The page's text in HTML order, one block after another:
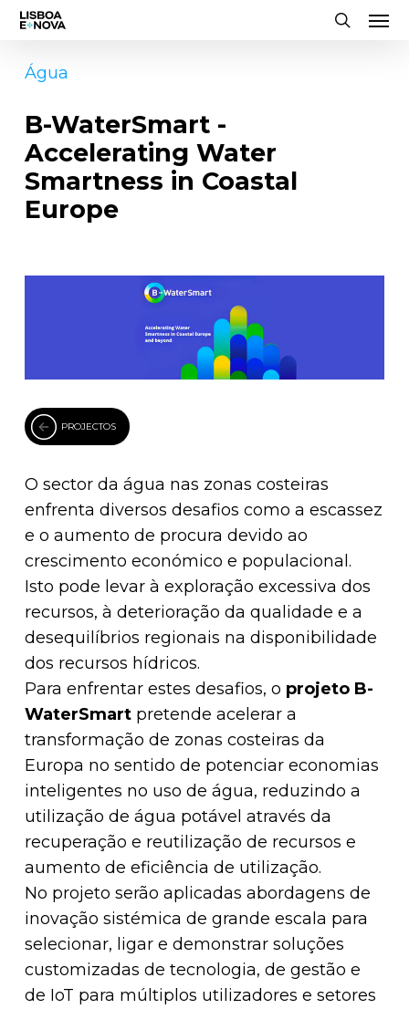
Skip
main
content
Água
B-WaterSmart -
Accelerating Water
Smartness in Coastal
Europe
PROJECTOS
O sector da água nas zonas costeiras
enfrenta diversos desafios como a escassez
e o aumento de procura devido ao
crescimento económico e populacional.
Isto pode levar à exploração excessiva dos
recursos, à deterioração da qualidade e a
desequilíbrios regionais na disponibilidade
dos recursos hídricos.
Para enfrentar estes desafios, o projeto B-
WaterSmartpretende acelerar a
transformação de zonas costeiras da
Europa no sentido de potenciar economias
inteligentes no uso de água, reduzindo a
utilização de água potável através da
recuperação e reutilização de recursos e
aumento de eficiência de utilização.
No projeto serão aplicadas abordagens de
inovação sistémica de grande escala para
selecionar, ligar e demonstrar soluções
customizadas de tecnologia, de gestão e
de IoT para múltiplos utilizadores e setores